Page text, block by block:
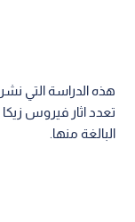
هذه الدراسة التي
تعدد اثار فيروس
البالغة منها.